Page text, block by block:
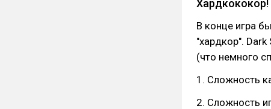
Хардкококор!
В конце игра
"хардкор".
(что немного
1. Сложность
2. Сложность